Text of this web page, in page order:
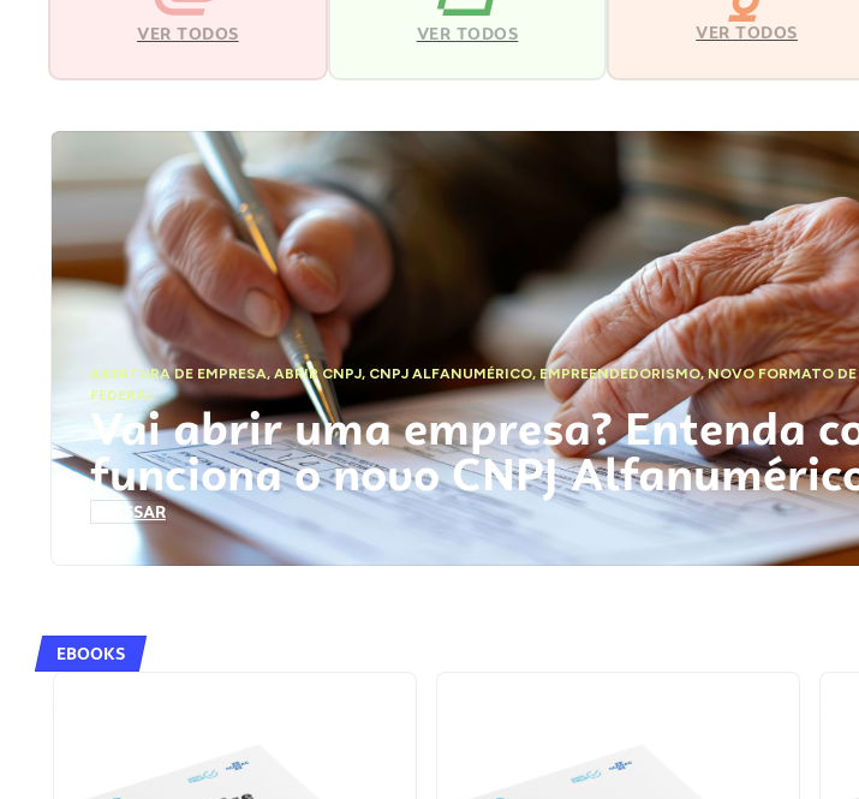
VER TODOS VER TODOS VER TODOS
ABERTURA DE EMPRESA,ABRIR CNPJ, CNPJ ALFANUMÉRICO, EMPREENDEDORISMO,NOVO FORMATO
FEDERAL
Vai abrir uma empresa? Entenda
funciona o novo CNPJ
ACESSAR
EBOOKS